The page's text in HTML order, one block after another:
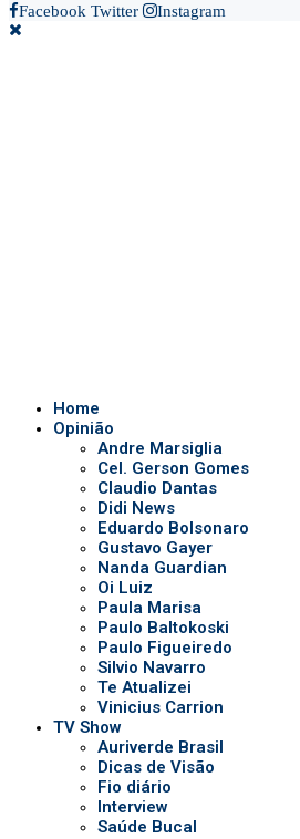
Facebook Twitter Instagram
Vinicius Carrion
TV Show
Auriverde Brasil
Dicas de Visão
Fio diário
Interview
Saúde Bucal
Tv Miami USA
Notícias em Geral
Quem somos
POLÍTICA DE PRIVACIDADE
APP DA TV
Comerciais
Ao vivo
Patronos